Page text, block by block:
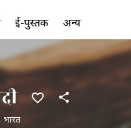
भारत
ई-पुस्तक अन्य